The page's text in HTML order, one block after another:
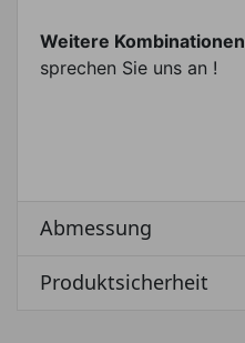
Weitere Kombinationen
sprechen Sie uns an !
Abmessung
Produktsicherheit